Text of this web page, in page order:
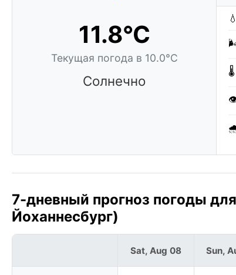
11.8°C
Текущая погода в 10.0°C
Солнечно
💧
🌡️
7-дневный прогноз погоды
Йоханнесбург)
Sat, Aug 08 Sun,